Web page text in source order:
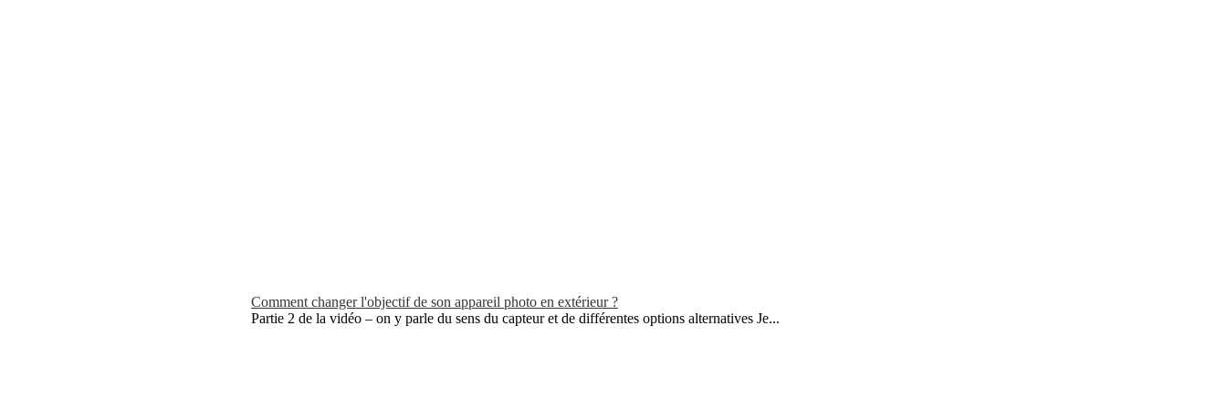
Comment changer l'objectif de son appareil photo en extérieur ?
Partie 2 de la vidéo – on y parle du sens du capteur et de différentes options alternatives Je...